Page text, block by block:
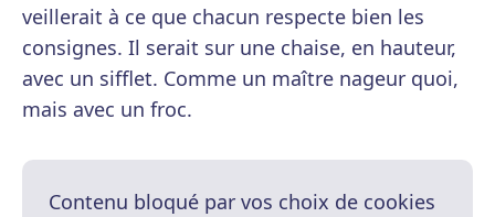
veillerait à ce que chacun respecte bien les
consignes. Il serait sur une chaise, en hauteur,
avec un sifflet. Comme un maître nageur quoi,
mais avec un froc.
Contenu bloqué par vos choix de cookies